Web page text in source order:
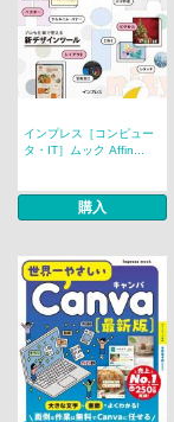
インプレス［コンピュー
タ・IT］ムック Affin...
購入